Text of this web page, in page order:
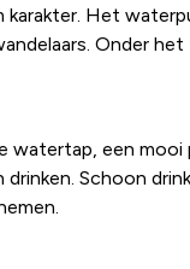
karakter. Het
Onder
een
Schoon